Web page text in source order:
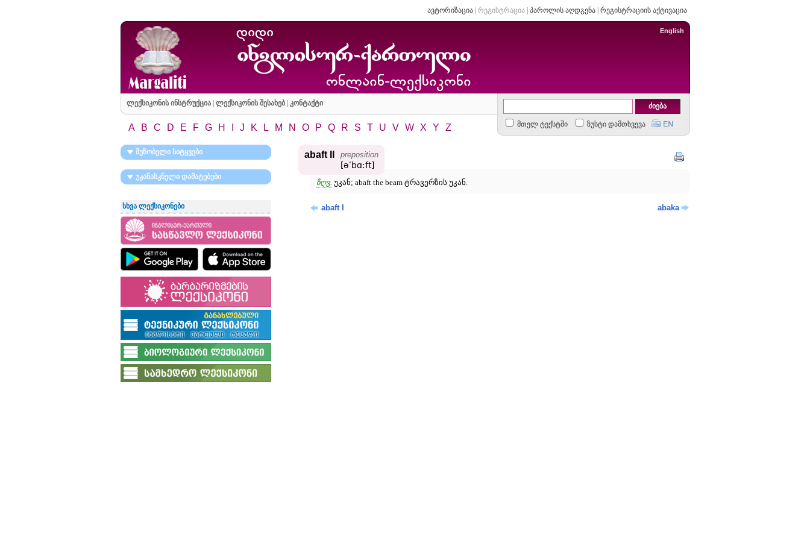
ავტორიზაცია| რეგისტრაცია| პაროლის აღდგენა| რეგისტრაციის აქტივაცია
English
ლექსიკონის ინსტრუქცია| ლექსიკონის შესახებ| კონტაქტი
მთელ ტექსტში ზუსტი დამთხვევა
A B C D E F G H J K L M N O P Q R S T U V W X Y Z
მეზობელი სიტყვები
უკანასკნელი დამატებები
სხვა ლექსიკონები
abaft II preposition
[əʹbɑ:ft]
ზღვ. უკან; abaft the beam ტრავერზის უკან.
abaft I abaka